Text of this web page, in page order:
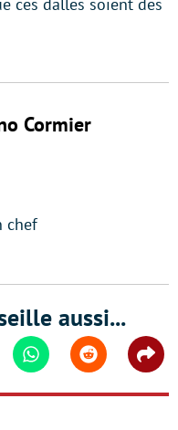
ces dalles soient des
Cormier
chef
aussi...
WhatsappReddit